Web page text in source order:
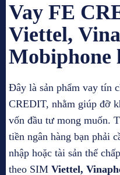
Vay FE
Viettel,
Mobiphone
Đây là sản phẩm vay tín
CREDIT, nhằm giúp đỡ
vốn đầu tư mong muốn.
tiền ngân hàng bạn phải
nhập hoặc tài sản thế
theo SIM Viettel,